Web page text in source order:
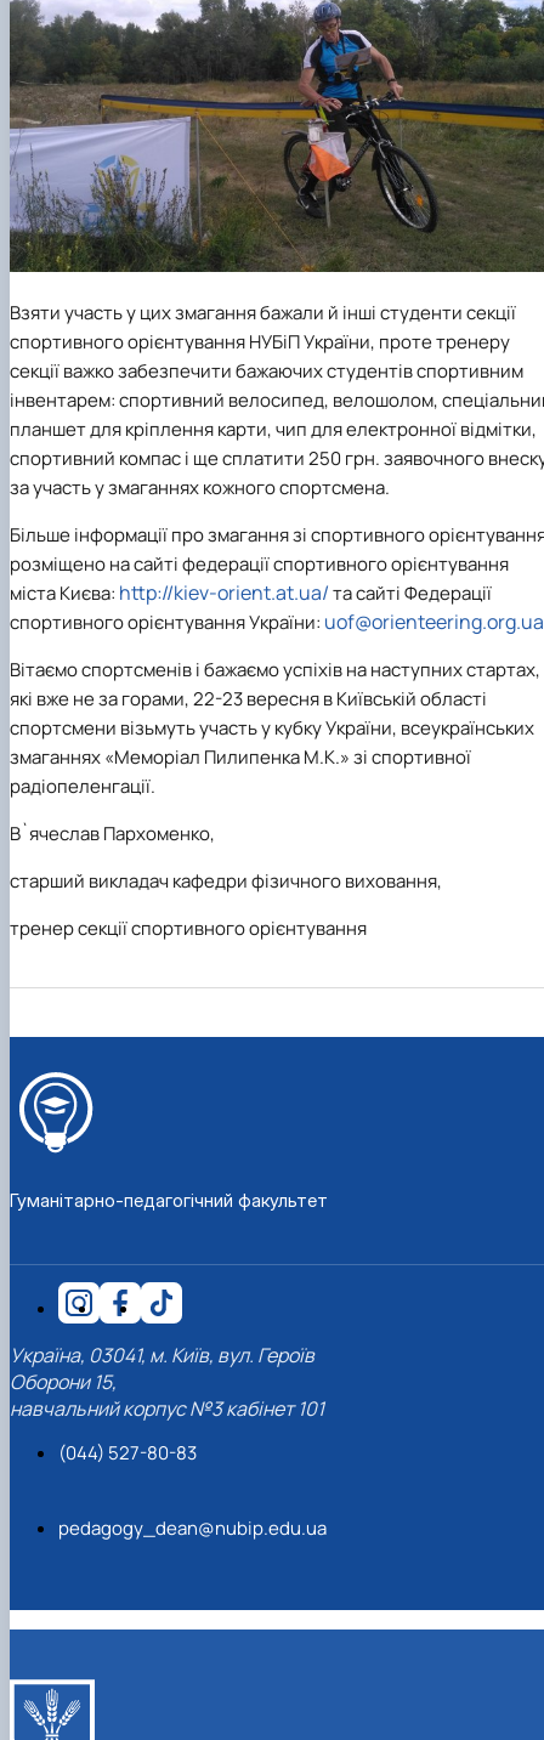
Взяти участь у цих змагання бажали й інші студенти секції
спортивного орієнтування НУБіП України, проте тренеру
секції важко забезпечити бажаючих студентів спортивним
інвентарем: спортивний велосипед, велошолом,
планшет для кріплення карти, чип для електронної відмітки,
спортивний компас і ще сплатити 250 грн. заявочного
за участь у змаганнях кожного спортсмена.
Більше інформації про змагання зі спортивного
розміщено на сайті федерації спортивного орієнтування
міста Києва: http://kiev-orient.at.ua/та сайті Федерації
спортивного орієнтування України: uof@orienteering.org.ua
Вітаємо спортсменів і бажаємо успіхів на наступних стартах,
які вже не за горами, 22-23 вересня в Київській області
спортсмени візьмуть участь у кубку України, всеукраїнських
змаганнях «Меморіал Пилипенка М.К.» зі спортивної
радіопеленгації.
В`ячеслав Пархоменко,
старший викладач кафедри фізичного виховання,
тренер секції спортивного орієнтування
Гуманітарно-педагогічний факультет
Україна, 03041, м. Київ, вул. Героїв
Оборони 15,
навчальний корпус №3 кабінет 101
(044) 527-80-83
pedagogy_dean@nubip.edu.ua